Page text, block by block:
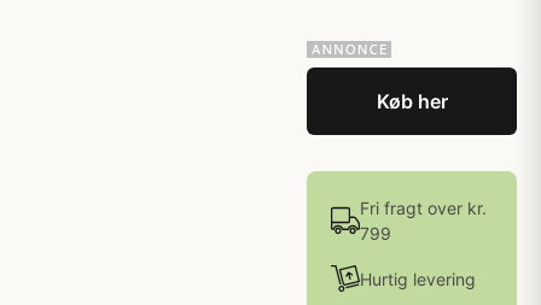
Køb her
Fri fragt over kr.
799
Hurtig levering